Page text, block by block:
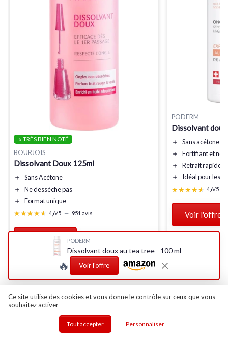
⭐ TRÈS BIEN NOTÉ
BOURJOIS
Dissolvant Doux 125ml
＋
Sans Acétone
＋
Ne dessèche pas
＋
Format unique
★★★★★
★★★★★ 4,6/5 — 951 avis
Voir l'offre
PODERM
Dissolvant
＋ Sans acétone
＋
Fortifiantet
＋
Retrait rapide
＋
Idéal pour les
★★★★★
★★★★★ 4,6/5
Voir l'offre
PODERM
Dissolvant doux au tea tree - 100 ml
🔥 Voir l'offre
Les articles par date
Ce site utilise des cookies et vous donne le contrôle sur ceux que vous
souhaitez activer
Tout accepter Personnaliser